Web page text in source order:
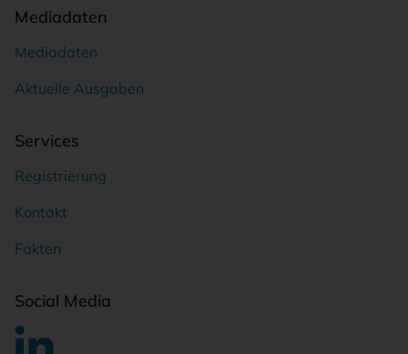
Mediadaten
Mediadaten
Aktuelle Ausgaben
Services
Registrierung
Kontakt
Fakten
Social Media